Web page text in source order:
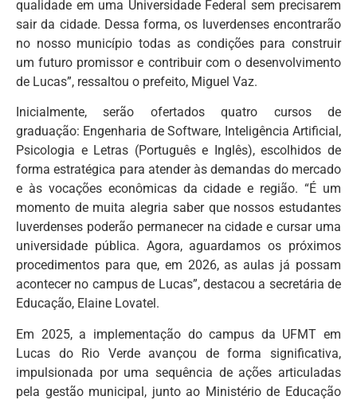
qualidade em uma Universidade Federal sem precisarem
sair da cidade. Dessa forma, os luverdenses encontrarão
no nosso município todas as condições para construir
um futuro promissor e contribuir com o desenvolvimento
de Lucas”, ressaltou o prefeito, Miguel Vaz.
Inicialmente, serão ofertados quatro cursos de
graduação: Engenharia de Software, Inteligência Artificial,
Psicologia e Letras (Português e Inglês), escolhidos de
forma estratégica para atender às demandas do mercado
e às vocações econômicas da cidade e região. “É um
momento de muita alegria saber que nossos estudantes
luverdenses poderão permanecer na cidade e cursar uma
universidade pública. Agora, aguardamos os próximos
procedimentos para que, em 2026, as aulas já possam
acontecer no campus de Lucas”, destacou a secretária de
Educação, Elaine Lovatel.
Em 2025, a implementação do campus da UFMT em
Lucas do Rio Verde avançou de forma significativa,
impulsionada por uma sequência de ações articuladas
pela gestão municipal, junto ao Ministério de Educação